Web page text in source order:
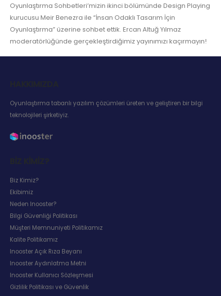
EMBED
Oyunlaştırma Sohbetleri’mizin ikinci bölümünde Design Playing
kurucusu Meir Benezra ile “İnsan Odaklı Tasarım İçin
Oyunlaştırma” üzerine sohbet ettik. Ercan Altuğ Yılmaz
moderatörlüğünde gerçekleştirdiğimiz yayınımızı kaçırmayın!
HAKKIMIZDA
Oyunlaştırma tabanlı yazılım çözümleri üreten ve geliştiren bir bilgi
teknolojileri şirketiyiz.
BIZ KIMIZ?
Biz Kimiz?
Ekibimiz
Neden Inooster?
Bilgi Güvenliği Politikası
Müşteri Memnuniyeti Politikamız
Kalite Politikamız
Inooster Açık Rıza Beyanı
Inooster Aydınlatma Metni
Inooster Kullanıcı Sözleşmesi
Gizlilik Politikası ve Güvenlik